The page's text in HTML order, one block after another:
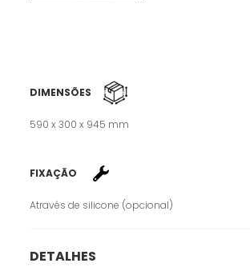
DIMENSÕES
590 x 300 x 945 mm
FIXAÇÃO
Através de silicone (opcional)
DETALHES